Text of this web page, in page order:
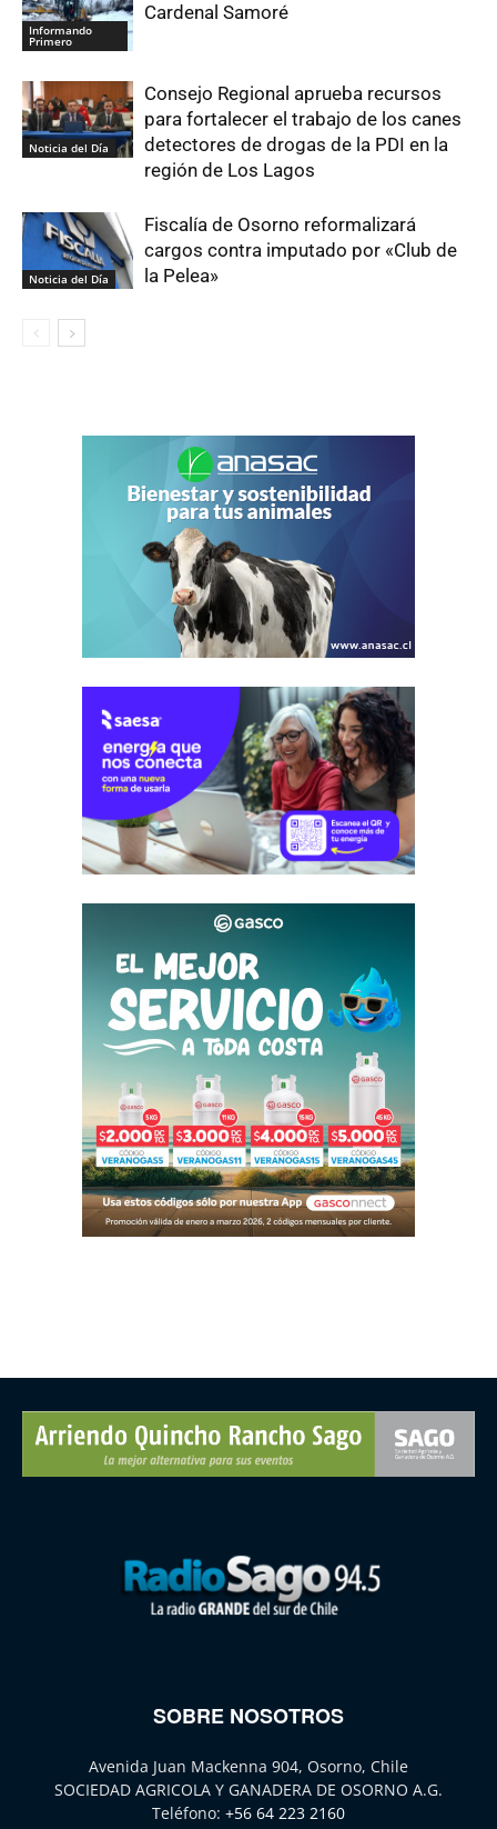
Informando
Primero
Cardenal Samoré
Noticia del Día
Consejo Regional aprueba recursos
para fortalecer el trabajo de los canes
detectores de drogas de la PDI en la
región de Los Lagos
Noticia del Día
Fiscalía de Osorno reformalizará
cargos contra imputado por «Club de
la Pelea»
SOBRE NOSOTROS
Avenida Juan Mackenna 904, Osorno, Chile
SOCIEDAD AGRICOLA Y GANADERA DE OSORNO A.G.
Teléfono: +56 64 223 2160